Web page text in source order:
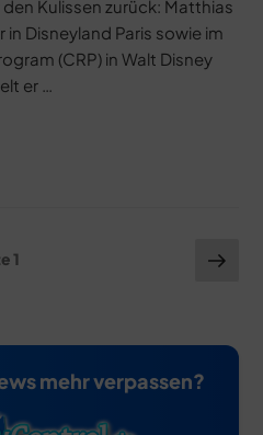
Kulissen zurück: Matthias
Disneyland Paris sowie im
(CRP) in Walt Disney
er …
1
mehr verpassen?